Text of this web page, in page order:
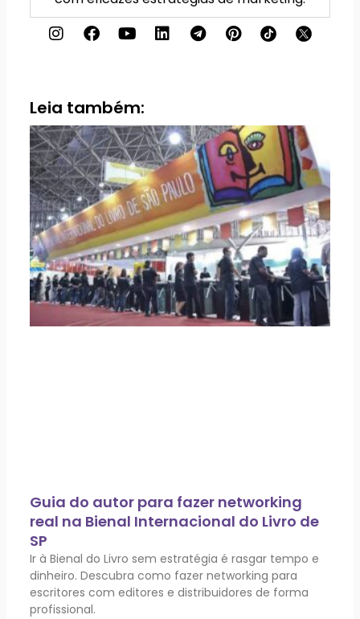
I
n
g
r
a
m
F
a
o
o
k
Y
o
b
e
L
i
i
n
T
e
a
m
P
i
e
s
t
Leia também:
Guia do autor para fazer networking
real na Bienal Internacional do Livro de
SP
Ir à Bienal do Livro sem estratégia é rasgar tempo e
dinheiro. Descubra como fazer networking para
escritores com editores e distribuidores de forma
profissional.